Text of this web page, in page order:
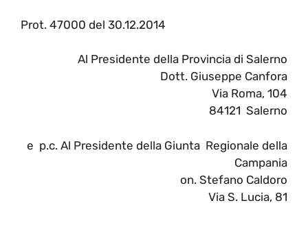
Prot. 47000 del 30.12.2014
Al Presidente della Provincia di Salerno
Dott. Giuseppe Canfora
Via Roma, 104
84121 Salerno
e p.c. Al Presidente della Giunta Regionale della
Campania
on. Stefano Caldoro
Via S. Lucia, 81